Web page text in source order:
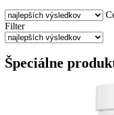
Filter
Špeciálne